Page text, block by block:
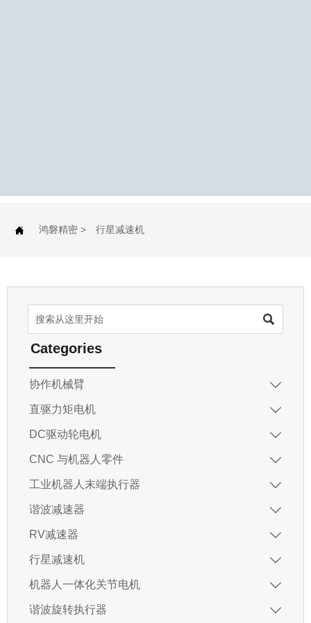
 鸿磐精密 > 行星减速机

Categories
协作机械臂 
直驱力矩电机 
DC驱动轮电机 
CNC 与机器人零件 
工业机器人末端执行器 
谐波减速器 
RV减速器 
行星减速机 
机器人一体化关节电机 
谐波旋转执行器 